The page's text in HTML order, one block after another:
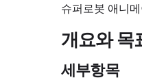
슈퍼로봇 애니
개요와 목
세부항목